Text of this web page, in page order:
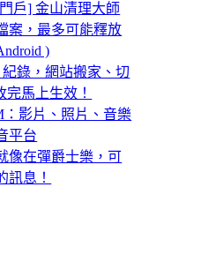
戶] 金山清理大師
案，最多可能釋放
)
錄，網站搬家、切
完馬上生效！
：影片、照片、音樂
平台
像在彈爵士樂，可
訊息！